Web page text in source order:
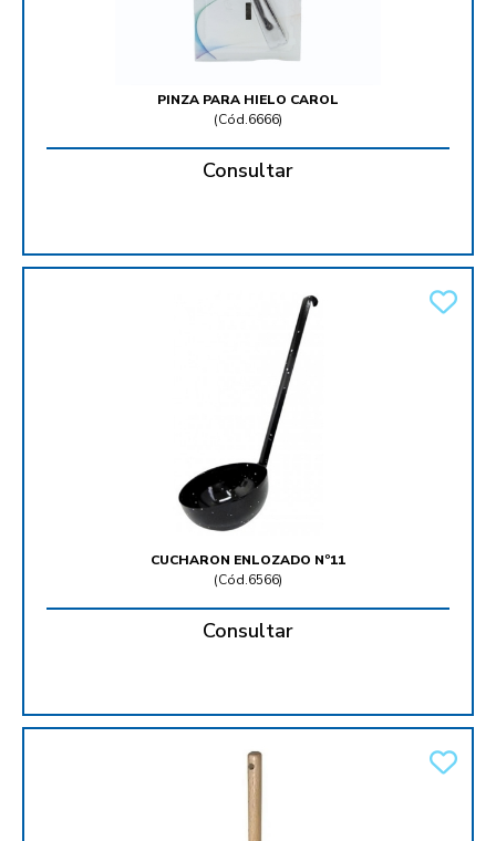
PINZA PARA HIELO CAROL
(Cód.6666)
Consultar
CUCHARON ENLOZADO Nº11
(Cód.6566)
Consultar